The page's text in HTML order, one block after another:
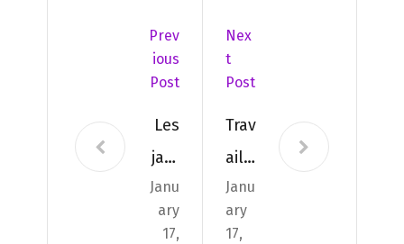
Prev
Ious
Post
Les
jard
ins
pou
Janu
ary
17,
Nex
T
Post
Trav
ail,
jard
Janu
ary
17,